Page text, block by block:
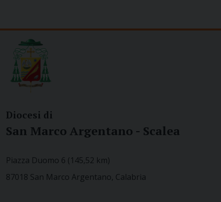
Diocesi di
San Marco Argentano - Scalea
Piazza Duomo 6 (145,52 km)
87018 San Marco Argentano, Calabria